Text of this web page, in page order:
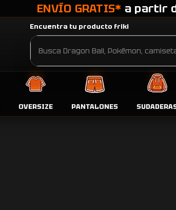
ENVÍO GRATIS* a partir
Encuentra tu producto friki
OVERSIZE PANTALONES